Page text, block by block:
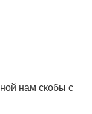
нам скобы с